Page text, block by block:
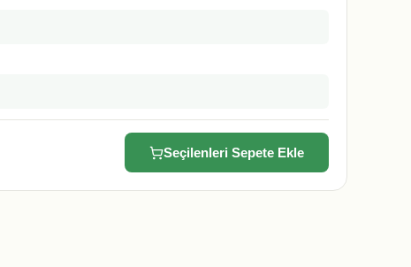
Seçilenleri Sepete Ekle